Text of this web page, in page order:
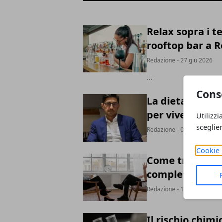
Cookie
Relax sopra i
rooftop bar a
Redazione - 27 giu 2026
...
La dieta è
per vivere
Redazione - 07 ott 2025
Come trovare
completa per
Redazione - 12 giu 2023